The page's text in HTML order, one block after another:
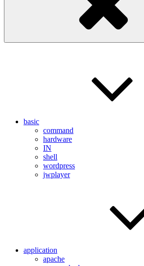
basic
command
hardware
IN
shell
wordpress
jwplayer
application
apache